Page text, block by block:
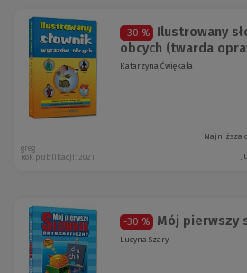
-30 %
Ilustrowany
obcych (twarda
Katarzyna Ćwiękała
Najniższa
greg
Rok publikacji: 2021
-30 % Mój pierwszy
Lucyna Szary